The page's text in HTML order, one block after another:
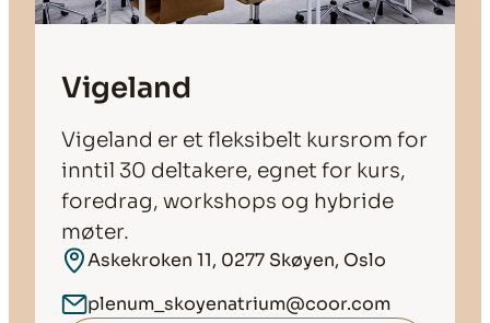
Vigeland
Vigeland er et fleksibelt kursrom for
inntil 30 deltakere, egnet for kurs,
foredrag, workshops og hybride
møter.
Askekroken 11, 0277 Skøyen, Oslo
plenum_skoyenatrium@coor.com